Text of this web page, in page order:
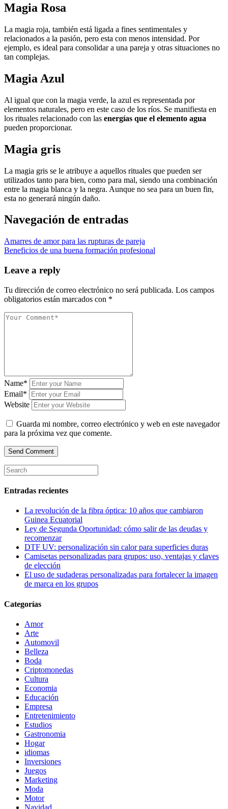
Magia Rosa
La magia roja, también está ligada a fines sentimentales y
relacionados a la pasión, pero esta con menos intensidad. Por
ejemplo, es ideal para consolidar a una pareja y otras situaciones no
tan complejas.
Magia Azul
Al igual que con la magia verde, la azul es representada por
elementos naturales, pero en este caso de los ríos. Se manifiesta en
los rituales relacionado con las energías que el elemento agua
pueden proporcionar.
Magia gris
La magia gris se le atribuye a aquellos rituales que pueden ser
utilizados tanto para bien, como para mal, siendo una combinación
entre la magia blanca y la negra. Aunque no sea para un buen fin,
esta no generará ningún daño.
Navegación de entradas
Amarres de amor para las rupturas de pareja
Beneficios de una buena formación profesional
Leave a reply
Tu dirección de correo electrónico no será publicada. Los campos
obligatorios están marcados con *
Name*
Email*
Website
Guarda mi nombre, correo electrónico y web en este navegador
para la próxima vez que comente.
Entradas recientes
La revolución de la fibra óptica: 10 años que cambiaron
Guinea Ecuatorial
Ley de Segunda Oportunidad: cómo salir de las deudas y
recomenzar
DTF UV: personalización sin calor para superficies duras
Camisetas personalizadas para grupos: uso, ventajas y claves
de elección
El uso de sudaderas personalizadas para fortalecer la imagen
de marca en los grupos
Categorías
Amor
Arte
Automovil
Belleza
Boda
Criptomonedas
Cultura
Economia
Educación
Empresa
Entretenimiento
Estudios
Gastronomia
Hogar
idiomas
Inversiones
Juegos
Marketing
Moda
Motor
Navidad